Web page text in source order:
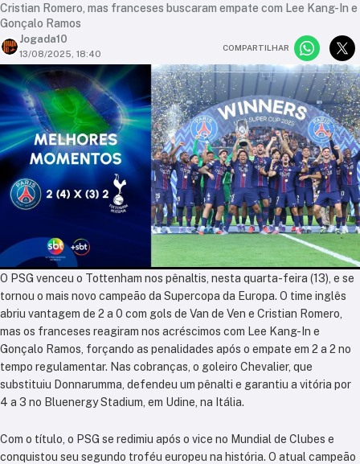
Cristian Romero, mas franceses buscaram empate com Lee Kang-In e
Gonçalo Ramos
Jogada10
13/08/2025, 18:40
COMPARTILHAR
O PSG venceu o Tottenham nos pênaltis, nesta quarta-feira (13), e se
tornou o mais novo campeão da Supercopa da Europa. O time inglês
abriu vantagem de 2 a 0 com gols de Van de Ven e Cristian Romero,
mas os franceses reagiram nos acréscimos com Lee Kang-In e
Gonçalo Ramos, forçando as penalidades após o empate em 2 a 2 no
tempo regulamentar. Nas cobranças, o goleiro Chevalier, que
substituiu Donnarumma, defendeu um pênalti e garantiu a vitória por
4 a 3 no Bluenergy Stadium, em Udine, na Itália.
Com o título, o PSG se redimiu após o vice no Mundial de Clubes e
conquistou seu segundo troféu europeu na história. O atual campeão